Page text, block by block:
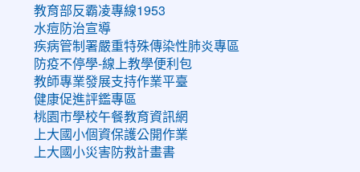
教育部反霸凌專線1953
水痘防治宣導
疾病管制署嚴重特殊傳染性肺炎專區
防疫不停學-線上教學便利包
教師專業發展支持作業平臺
健康促進評鑑專區
桃園市學校午餐教育資訊網
上大國小個資保護公開作業
上大國小災害防救計畫書